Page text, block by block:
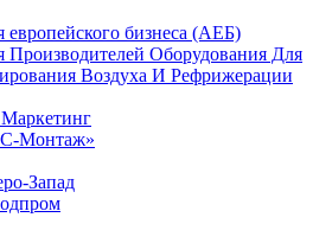
европейского бизнеса (АЕБ)
Производителей Оборудования Для
Воздуха И Рефрижерации
Монтаж»
Запад